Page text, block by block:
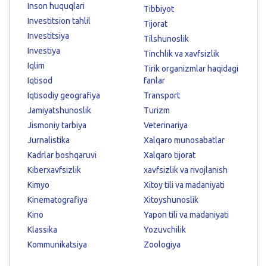
Inson huquqlari
Investitsion tahlil
Investitsiya
Investiya
Iqlim
Iqtisod
Iqtisodiy geografiya
Jamiyatshunoslik
Jismoniy tarbiya
Jurnalistika
Kadrlar boshqaruvi
Kiberxavfsizlik
Kimyo
Kinematografiya
Kino
Klassika
Kommunikatsiya
Tibbiyot
Tijorat
Tilshunoslik
Tinchlik va xavfsizlik
Tirik organizmlar haqidagi
fanlar
Transport
Turizm
Veterinariya
Xalqaro munosabatlar
Xalqaro tijorat
xavfsizlik va rivojlanish
Xitoy tili va madaniyati
Xitoyshunoslik
Yapon tili va madaniyati
Yozuvchilik
Zoologiya